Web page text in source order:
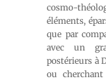
cosmo-
éléments,
que par
avec un
postérieurs à
ou